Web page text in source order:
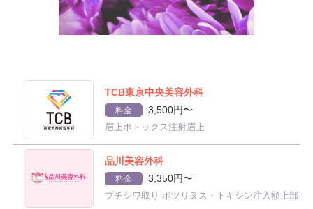
TCB東京中央美容外科
料金 3,500円〜
眉上ボトックス注射眉上
品川美容外科
料金 3,350円〜
プチシワ取り ボツリヌス・トキシン注入額上部